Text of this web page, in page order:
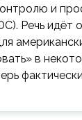
и
Речь идёт о
в